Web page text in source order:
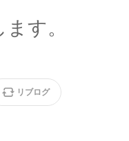
す。
リブログ